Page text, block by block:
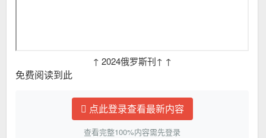
↑ 2024俄罗斯刊↑ ↑
免费阅读到此
点此登录查看最新内容
查看完整100%内容需先登录